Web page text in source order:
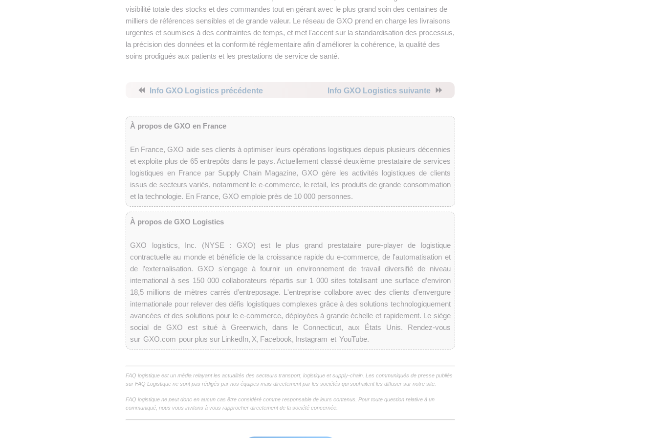
visibilité totale des stocks et des commandes tout en gérant avec le plus grand soin des centaines de
milliers de références sensibles et de grande valeur. Le réseau de GXO prend en charge les livraisons
urgentes et soumises à des contraintes de temps, et met l'accent sur la standardisation des processus,
la précision des données et la conformité réglementaire afin d'améliorer la cohérence, la qualité des
soins prodigués aux patients et les prestations de service de santé.
⏪ Info GXO Logistics précédente Info GXO Logistics suivante ⏩
À propos de GXO en France
En France, GXO aide ses clients à optimiser leurs opérations logistiques depuis plusieurs décennies
et exploite plus de 65 entrepôts dans le pays. Actuellement classé deuxième prestataire de services
logistiques en France par Supply Chain Magazine, GXO gère les activités logistiques de clients
issus de secteurs variés, notamment le e-commerce, le retail, les produits de grande consommation
et la technologie. En France, GXO emploie près de 10 000 personnes.
À propos de GXO Logistics
GXO logistics, Inc. (NYSE : GXO) est le plus grand prestataire pure-player de logistique
contractuelle au monde et bénéficie de la croissance rapide du e-commerce, de l'automatisation et
de l’externalisation. GXO s'engage à fournir un environnement de travail diversifié de niveau
international à ses 150 000 collaborateurs répartis sur 1 000 sites totalisant une surface d’environ
18,5 millions de mètres carrés d’entreposage. L'entreprise collabore avec des clients d’envergure
internationale pour relever des défis logistiques complexes grâce à des solutions technologiquement
avancées et des solutions pour le e-commerce, déployées à grande échelle et rapidement. Le siège
social de GXO est situé à Greenwich, dans le Connecticut, aux États Unis. Rendez-vous
sur GXO.com pour plus sur LinkedIn, X, Facebook, Instagram et YouTube.
FAQ logistique est un média relayant les actualités des secteurs transport, logistique et supply-chain. Les communiqués de presse publiés
sur FAQ Logistique ne sont pas rédigés par nos équipes mais directement par les sociétés qui souhaitent les diffuser sur notre site.
FAQ logistique ne peut donc en aucun cas être considéré comme responsable de leurs contenus. Pour toute question relative à un
communiqué, nous vous invitons à vous rapprocher directement de la société concernée.